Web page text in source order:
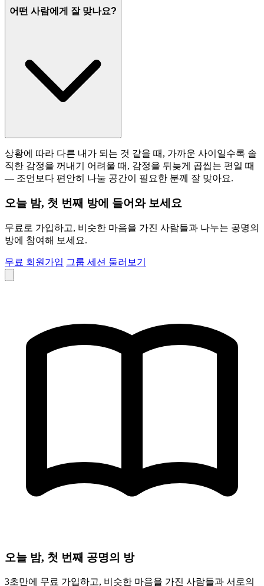
어떤 사람에게 잘 맞나요?
상황에 따라 다른 내가 되는 것 같을 때, 가까운 사이일수록 솔
직한 감정을 꺼내기 어려울 때, 감정을 뒤늦게 곱씹는 편일 때
— 조언보다 편안히 나눌 공간이 필요한 분께 잘 맞아요.
오늘 밤, 첫 번째 방에 들어와 보세요
무료로 가입하고, 비슷한 마음을 가진 사람들과 나누는 공명의
방에 참여해 보세요.
무료 회원가입 그룹 세션 둘러보기
오늘 밤, 첫 번째 공명의 방
3초만에 무료 가입하고, 비슷한 마음을 가진 사람들과 서로의